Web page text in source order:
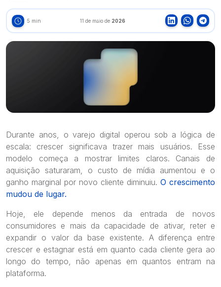
5 min 11 de maio de 2026
Durante anos, o varejo digital operou sob a lógica de
escala: crescer significava trazer mais usuários. Esse
modelo começa a mostrar limites claros. Canais de
aquisição saturaram, o custo de mídia aumentou e o
ganho marginal por novo cliente diminuiu. O crescimento
mudou de lugar.
Hoje, ele depende menos da entrada de novos
consumidores e mais da capacidade de ativar, reter e
expandir o valor da base existente. A diferença entre
crescer e estagnar está em quanto cada cliente gera ao
longo do tempo, não apenas em quantos entram na
plataforma.